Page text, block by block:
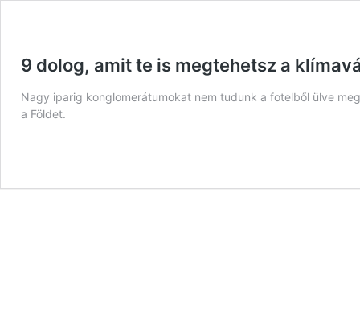
9 dolog, amit te is megtehetsz a
Nagy iparig konglomerátumokat nem tudunk a fotelből ülve
a Földet.